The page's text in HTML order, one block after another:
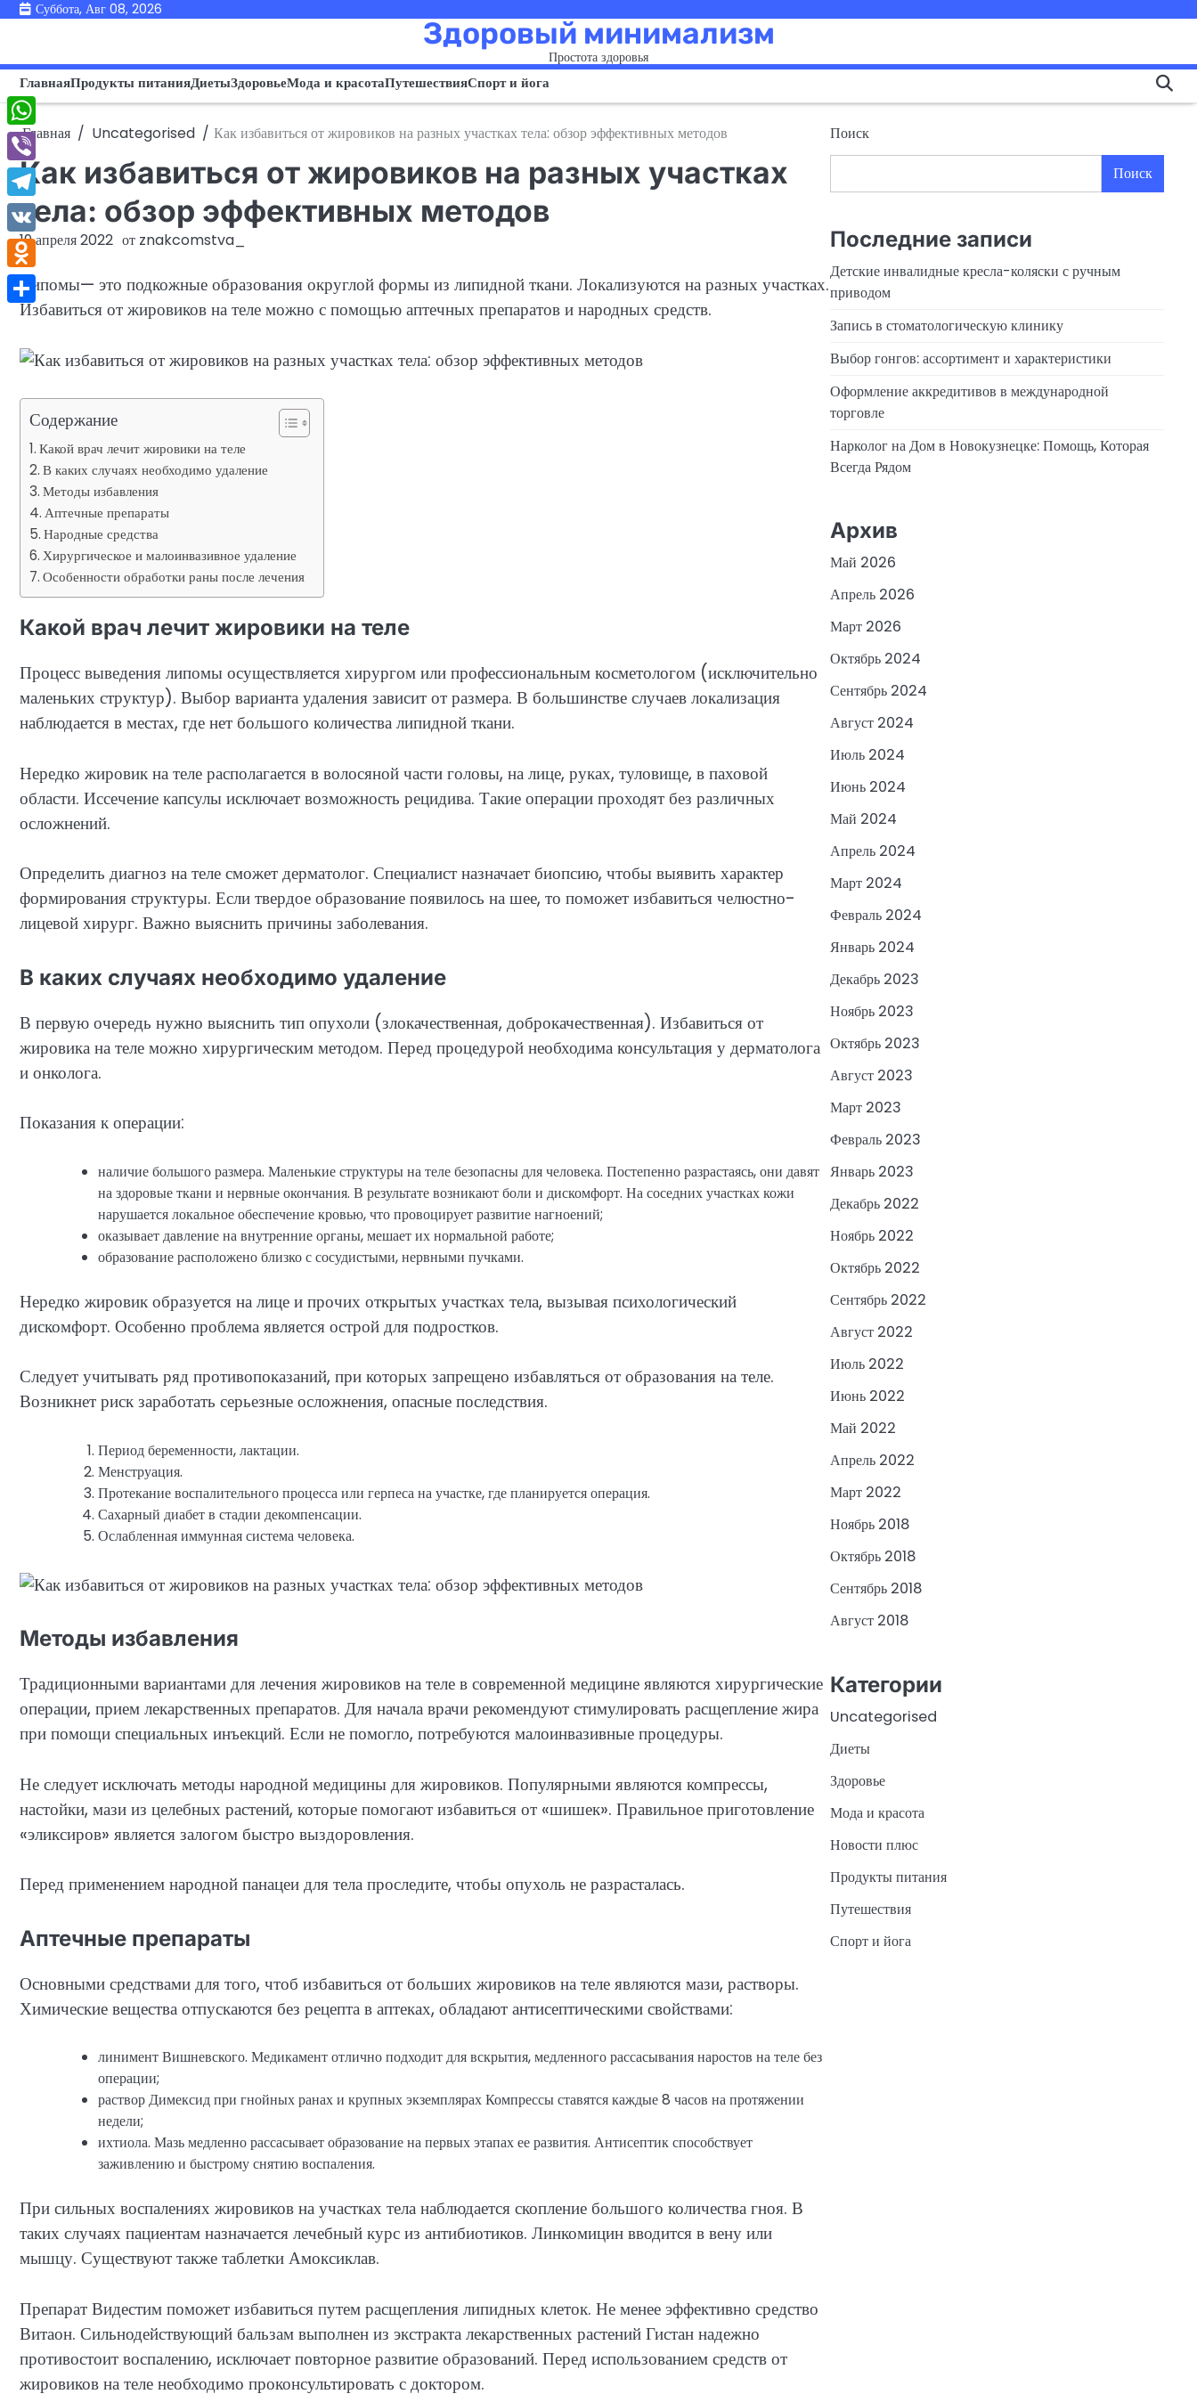
ПерейтиСуббота, Авг 08, 2026
Здоровый минимализм
Простота здоровья
ГлавнаяПродукты питанияДиетыЗдоровьеМода и красотаПутешествияСпорт и йога
Главная Uncategorised Как избавиться от жировиков на разных участках тела: обзор эффективных методов
Как избавиться от жировиков на разных участках
тела: обзор эффективных методов
19 апреля 2022 от znakcomstva_
Липомы— это подкожные образования округлой формы из липидной ткани. Локализуются на разных участках.
Избавиться от жировиков на теле можно с помощью аптечных препаратов и народных средств.
Содержание
Какой врач лечит жировики на теле
В каких случаях необходимо удаление
Методы избавления
Аптечные препараты
Народные средства
Хирургическое и малоинвазивное удаление
Особенности обработки раны после лечения
Какой врач лечит жировики на теле
Процесс выведения липомы осуществляется хирургом или профессиональным косметологом (исключительно
маленьких структур). Выбор варианта удаления зависит от размера. В большинстве случаев локализация
наблюдается в местах, где нет большого количества липидной ткани.
Нередко жировик на теле располагается в волосяной части головы, на лице, руках, туловище, в паховой
области. Иссечение капсулы исключает возможность рецидива. Такие операции проходят без различных
осложнений.
Определить диагноз на теле сможет дерматолог. Специалист назначает биопсию, чтобы выявить характер
формирования структуры. Если твердое образование появилось на шее, то поможет избавиться челюстно-
лицевой хирург. Важно выяснить причины заболевания.
В каких случаях необходимо удаление
В первую очередь нужно выяснить тип опухоли (злокачественная, доброкачественная). Избавиться от
жировика на теле можно хирургическим методом. Перед процедурой необходима консультация у дерматолога
и онколога.
Показания к операции:
наличие большого размера. Маленькие структуры на теле безопасны для человека. Постепенно разрастаясь, они давят
на здоровые ткани и нервные окончания. В результате возникают боли и дискомфорт. На соседних участках кожи
нарушается локальное обеспечение кровью, что провоцирует развитие нагноений;
оказывает давление на внутренние органы, мешает их нормальной работе;
образование расположено близко с сосудистыми, нервными пучками.
Нередко жировик образуется на лице и прочих открытых участках тела, вызывая психологический
дискомфорт. Особенно проблема является острой для подростков.
Следует учитывать ряд противопоказаний, при которых запрещено избавляться от образования на теле.
Возникнет риск заработать серьезные осложнения, опасные последствия.
Период беременности, лактации.
Менструация.
Протекание воспалительного процесса или герпеса на участке, где планируется операция.
Сахарный диабет в стадии декомпенсации.
Ослабленная иммунная система человека.
Методы избавления
Традиционными вариантами для лечения жировиков на теле в современной медицине являются хирургические
операции, прием лекарственных препаратов. Для начала врачи рекомендуют стимулировать расщепление жира
при помощи специальных инъекций. Если не помогло, потребуются малоинвазивные процедуры.
Не следует исключать методы народной медицины для жировиков. Популярными являются компрессы,
настойки, мази из целебных растений, которые помогают избавиться от «шишек». Правильное приготовление
«эликсиров» является залогом быстро выздоровления.
Перед применением народной панацеи для тела проследите, чтобы опухоль не разрасталась.
Аптечные препараты
Основными средствами для того, чтоб избавиться от больших жировиков на теле являются мази, растворы.
Химические вещества отпускаются без рецепта в аптеках, обладают антисептическими свойствами:
линимент Вишневского. Медикамент отлично подходит для вскрытия, медленного рассасывания наростов на теле без
операции;
раствор Димексид при гнойных ранах и крупных экземплярах Компрессы ставятся каждые 8 часов на протяжении
недели;
ихтиола. Мазь медленно рассасывает образование на первых этапах ее развития. Антисептик способствует
заживлению и быстрому снятию воспаления.
При сильных воспалениях жировиков на участках тела наблюдается скопление большого количества гноя. В
таких случаях пациентам назначается лечебный курс из антибиотиков. Линкомицин вводится в вену или
мышцу. Существуют также таблетки Амоксиклав.
Препарат Видестим поможет избавиться путем расщепления липидных клеток. Не менее эффективно средство
Витаон. Сильнодействующий бальзам выполнен из экстракта лекарственных растений Гистан надежно
противостоит воспалению, исключает повторное развитие образований. Перед использованием средств от
жировиков на теле необходимо проконсультировать с доктором.
Поиск
Поиск
Последние записи
Детские инвалидные кресла-коляски с ручным
приводом
Запись в стоматологическую клинику
Выбор гонгов: ассортимент и характеристики
Оформление аккредитивов в международной
торговле
Нарколог на Дом в Новокузнецке: Помощь, Которая
Всегда Рядом
Архив
Май 2026
Апрель 2026
Март 2026
Октябрь 2024
Сентябрь 2024
Август 2024
Июль 2024
Июнь 2024
Май 2024
Апрель 2024
Март 2024
Февраль 2024
Январь 2024
Декабрь 2023
Ноябрь 2023
Октябрь 2023
Август 2023
Март 2023
Февраль 2023
Январь 2023
Декабрь 2022
Ноябрь 2022
Октябрь 2022
Сентябрь 2022
Август 2022
Июль 2022
Июнь 2022
Май 2022
Апрель 2022
Март 2022
Ноябрь 2018
Октябрь 2018
Сентябрь 2018
Август 2018
Категории
Uncategorised
Диеты
Здоровье
Мода и красота
Новости плюс
Продукты питания
Путешествия
Спорт и йога
WhatsApp
Viber
Telegram
VK
Odnoklassniki
Отправить